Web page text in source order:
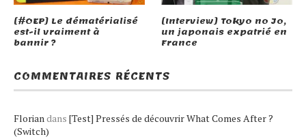
[#OEP] Le dématérialisé
est-il vraiment à
bannir ?
[Interview] Tokyo no Jo,
un japonais expatrié en
France
COMMENTAIRES RÉCENTS
Floriandans [Test] Pressés de découvrir What Comes After ?
(Switch)